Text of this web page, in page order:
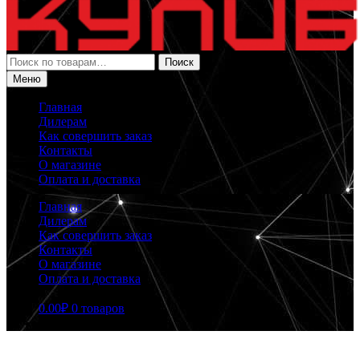
Искать:
Поиск
Меню
Главная
Дилерам
Как совершить заказ
Контакты
О магазине
Оплата и доставка
Главная
Дилерам
Как совершить заказ
Контакты
О магазине
Оплата и доставка
0.00₽ 0 товаров